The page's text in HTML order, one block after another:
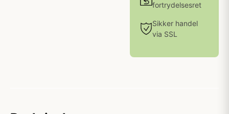
fortrydelsesret
Sikker handel
via SSL